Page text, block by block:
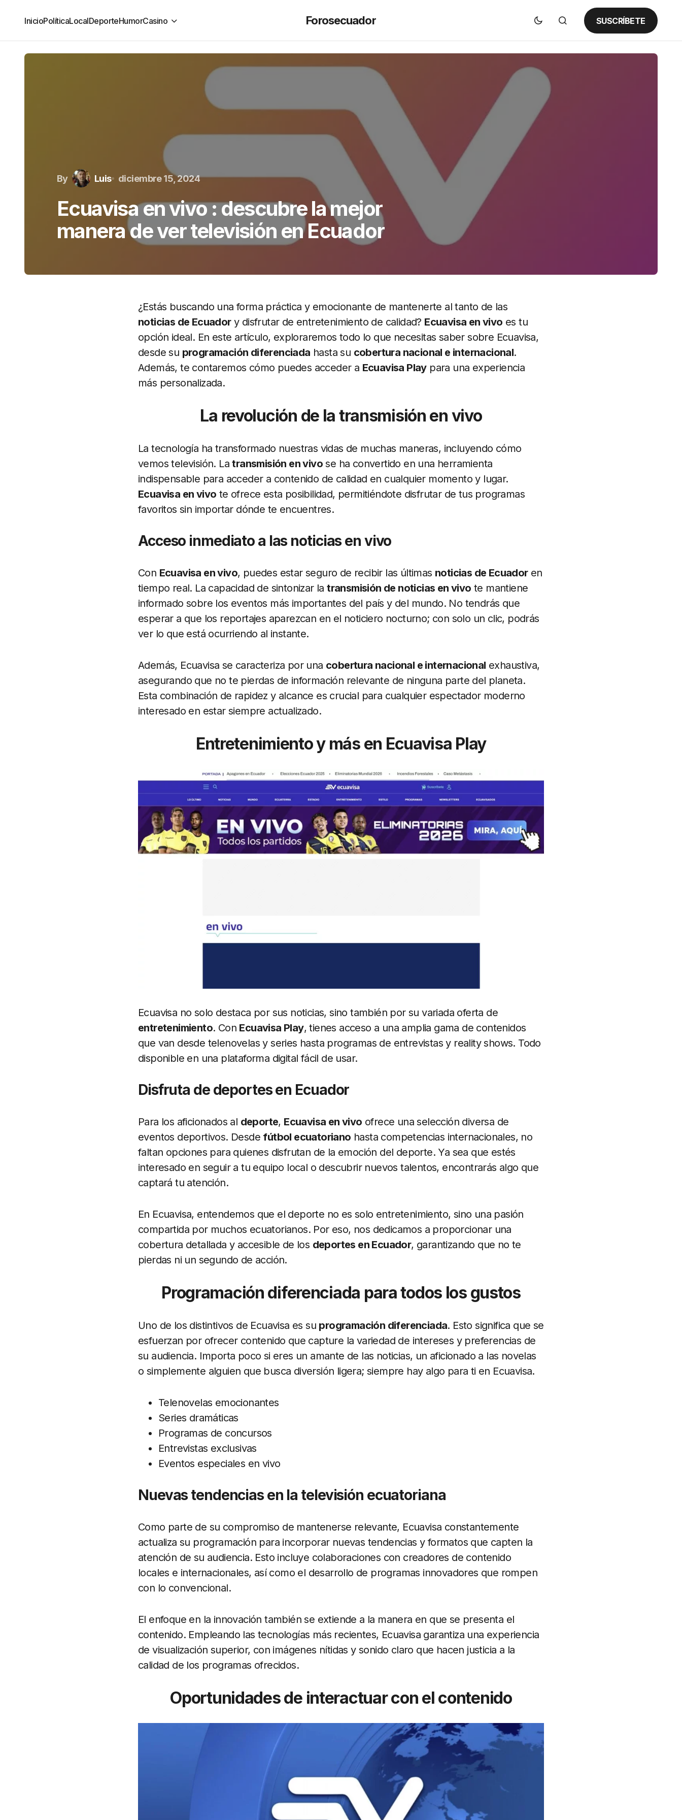
InicioPolíticaLocalDeporteHumorCasino Forosecuador SUSCRÍBETE
By Luis diciembre 15, 2024
Ecuavisa en vivo : descubre la mejor
manera de ver televisión en Ecuador
¿Estás buscando una forma práctica y emocionante de mantenerte al tanto de las
noticias de Ecuadory disfrutar de entretenimiento de calidad? Ecuavisa en vivo es tu
opción ideal. En este artículo, exploraremos todo lo que necesitas saber sobre Ecuavisa,
desde su programación diferenciada hasta su cobertura nacional e internacional.
Además, te contaremos cómo puedes acceder a Ecuavisa Playpara una experiencia
más personalizada.
La revolución de la transmisión en vivo
La tecnología ha transformado nuestras vidas de muchas maneras, incluyendo cómo
vemos televisión. Latransmisión en vivo se ha convertido en una herramienta
indispensable para acceder a contenido de calidad en cualquier momento y lugar.
Ecuavisa en vivo te ofrece esta posibilidad, permitiéndote disfrutar de tus programas
favoritos sin importar dónde te encuentres.
Acceso inmediato a las noticias en vivo
Con Ecuavisa en vivo, puedes estar seguro de recibir las últimas noticias de Ecuadoren
tiempo real. La capacidad de sintonizar latransmisión de noticias en vivo te mantiene
informado sobre los eventos más importantes del país y del mundo. No tendrás que
esperar a que los reportajes aparezcan en el noticiero nocturno; con solo un clic, podrás
ver lo que está ocurriendo al instante.
Además, Ecuavisa se caracteriza por una cobertura nacional e internacional exhaustiva,
asegurando que no te pierdas de información relevante de ninguna parte del planeta.
Esta combinación de rapidez y alcance es crucial para cualquier espectador moderno
interesado en estar siempre actualizado.
Entretenimiento y más en Ecuavisa Play
Ecuavisa no solo destaca por sus noticias, sino también por su variada oferta de
entretenimiento. Con Ecuavisa Play, tienes acceso a una amplia gama de contenidos
que van desde telenovelas y series hasta programas de entrevistas y reality shows. Todo
disponible en una plataforma digital fácil de usar.
Disfruta de deportes en Ecuador
Para los aficionados al deporte, Ecuavisa en vivo ofrece una selección diversa de
eventos deportivos. Desde fútbol ecuatoriano hasta competencias internacionales, no
faltan opciones para quienes disfrutan de la emoción del deporte. Ya sea que estés
interesado en seguir a tu equipo local o descubrir nuevos talentos, encontrarás algo que
captará tu atención.
En Ecuavisa, entendemos que el deporte no es solo entretenimiento, sino una pasión
compartida por muchos ecuatorianos. Por eso, nos dedicamos a proporcionar una
cobertura detallada y accesible de los deportes en Ecuador, garantizando que no te
pierdas ni un segundo de acción.
Programación diferenciada para todos los gustos
Uno de los distintivos de Ecuavisa es su programación diferenciada. Esto significa que se
esfuerzan por ofrecer contenido que capture la variedad de intereses y preferencias de
su audiencia. Importa poco si eres un amante de las noticias, un aficionado a las novelas
o simplemente alguien que busca diversión ligera; siempre hay algo para ti en Ecuavisa.
Telenovelas emocionantes
Series dramáticas
Programas de concursos
Entrevistas exclusivas
Eventos especiales en vivo
Nuevas tendencias en la televisión ecuatoriana
Como parte de su compromiso de mantenerse relevante, Ecuavisa constantemente
actualiza su programación para incorporar nuevas tendencias y formatos que capten la
atención de su audiencia. Esto incluye colaboraciones con creadores de contenido
locales e internacionales, así como el desarrollo de programas innovadores que rompen
con lo convencional.
El enfoque en la innovación también se extiende a la manera en que se presenta el
contenido. Empleando las tecnologías más recientes, Ecuavisa garantiza una experiencia
de visualización superior, con imágenes nítidas y sonido claro que hacen justicia a la
calidad de los programas ofrecidos.
Oportunidades de interactuar con el contenido